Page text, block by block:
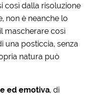
così dalla risoluzione
non è neanche lo
mascherare così
una posticcia, senza
natura può
ed emotiva, di